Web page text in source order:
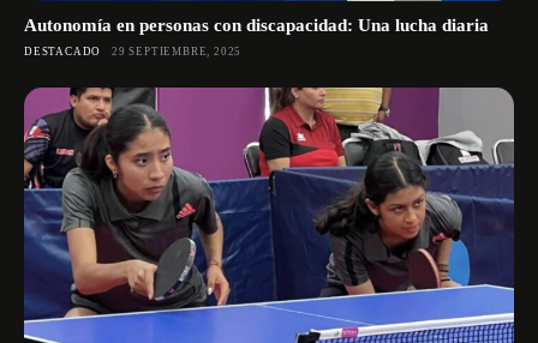
Autonomía en personas con discapacidad: Una lucha diaria
DESTACADO 29 SEPTIEMBRE, 2025